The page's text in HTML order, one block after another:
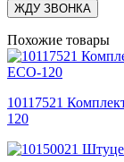
ЖДУ ЗВОНКА
Похожие товары
10117521
120